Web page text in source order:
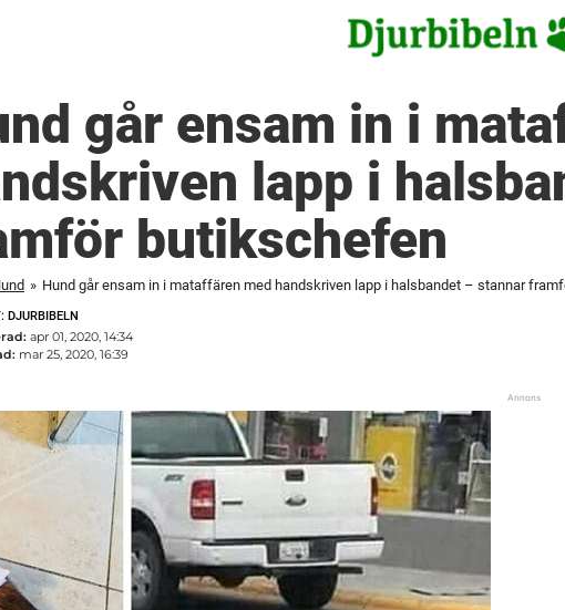
går ensam in i
lapp i
butikschefen
» Hund går ensam in i mataffären med handskriven lapp i halsbandet – stannar
DJURBIBELN
apr 01, 2020, 14:34
mar 25, 2020, 16:39